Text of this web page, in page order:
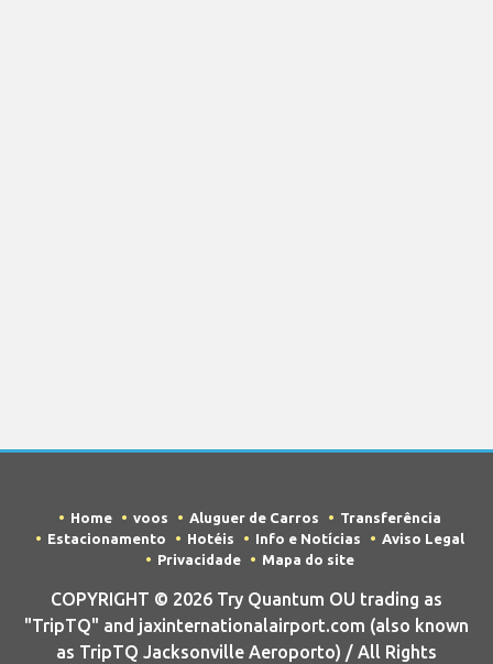
Home voos Aluguer de Carros
Transferência
Estacionamento
Hotéis Info e Notícias
Aviso Legal
Privacidade
Mapa do site
COPYRIGHT © 2026 Try Quantum OU trading as
"TripTQ" and jaxinternationalairport.com (also known
as TripTQ Jacksonville Aeroporto) / All Rights